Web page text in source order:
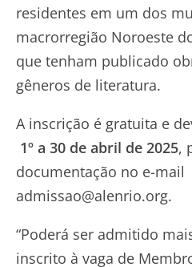
residentes em um dos
macrorregião Noroeste
que tenham publicado
gêneros de literatura.
A inscrição é gratuita e
1º a 30 de abril de 2025,
documentação no e-mail
admissao@alenrio.org.
“Poderá ser admitido
inscrito à vaga de